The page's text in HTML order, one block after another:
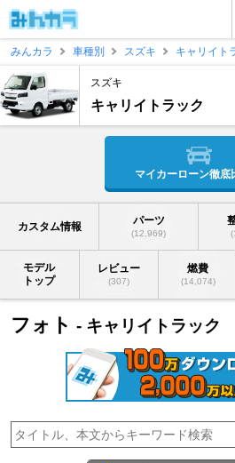
みんカラ
車種別 スズキ キャリイト
スズキ
キャリイトラック
マイカーローン徹底
カスタム情報 パーツ
(12,969)
モデル
トップ
レビュー
(307)
燃費
(14,074)
フォト - キャリイトラック